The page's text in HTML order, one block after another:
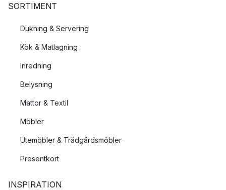
SORTIMENT
Dukning & Servering
Kök & Matlagning
Inredning
Belysning
Mattor & Textil
Möbler
Utemöbler & Trädgårdsmöbler
Presentkort
INSPIRATION